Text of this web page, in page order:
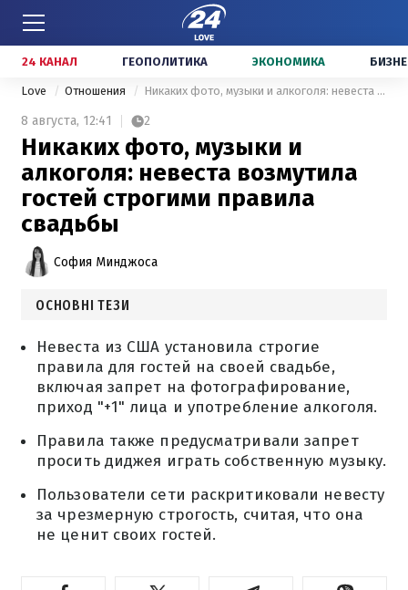
24 КАНАЛ ГЕОПОЛИТИКА ЭКОНОМИКА
Love Отношения Никаких фото, музыки и алкоголя: невеста возмутила гостей строгими правила свадьбы
8 августа, 12:41 2
Никаких фото, музыки и
алкоголя: невеста возмутила
гостей строгими правила
свадьбы
София Минджоса
ОСНОВНІ ТЕЗИ
Невеста из США установила строгие
правила для гостей на своей свадьбе,
включая запрет на фотографирование,
приход "+1" лица и употребление алкоголя.
Правила также предусматривали запрет
просить диджея играть собственную музыку.
Пользователи сети раскритиковали невесту
за чрезмерную строгость, считая, что она
не ценит своих гостей.